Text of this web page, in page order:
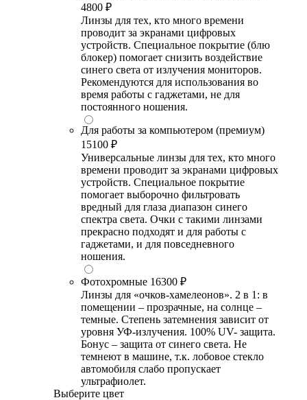
4800 ₽
Линзы для тех, кто много времени
проводит за экранами цифровых
устройств. Специальное покрытие (блю
блокер) помогает снизить воздействие
синего света от излучения мониторов.
Рекомендуются для использования во
время работы с гаджетами, не для
постоянного ношения.
Для работы за компьютером (премиум)
15100 ₽
Универсальные линзы для тех, кто много
времени проводит за экранами цифровых
устройств. Специальное покрытие
помогает выборочно фильтровать
вредный для глаза диапазон синего
спектра света. Очки с такими линзами
прекрасно подходят и для работы с
гаджетами, и для повседневного
ношения.
Фотохромные 16300 ₽
Линзы для «очков-хамелеонов». 2 в 1: в
помещении – прозрачные, на солнце –
темные. Степень затемнения зависит от
уровня УФ-излучения. 100% UV- защита.
Бонус – защита от синего света. Не
темнеют в машине, т.к. лобовое стекло
автомобиля слабо пропускает
ультрафиолет.
Выберите цвет